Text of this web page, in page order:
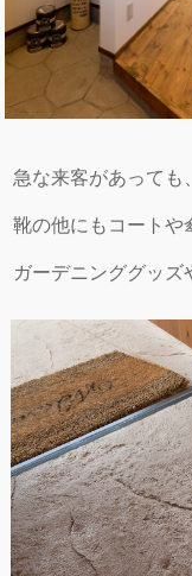
急な来客があっても
靴の他にもコートや
ガーデニンググッズ